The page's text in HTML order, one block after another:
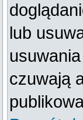
lub
czuwają